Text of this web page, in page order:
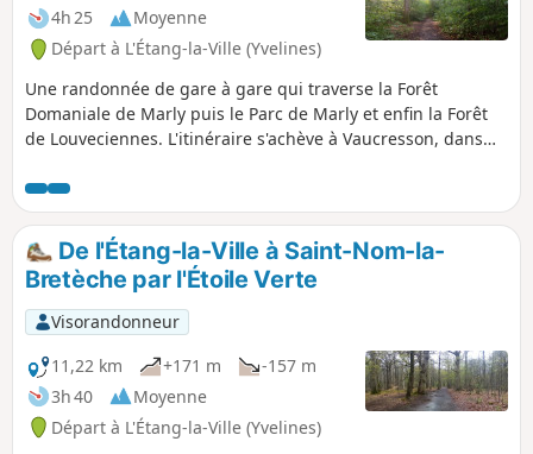
4h 25
Moyenne
Départ à L'Étang-la-Ville (Yvelines)
Une randonnée de gare à gare qui traverse la Forêt
Domaniale de Marly puis le Parc de Marly et enfin la Forêt
de Louveciennes. L'itinéraire s'achève à Vaucresson, dans
De l'Étang-la-Ville à Saint-Nom-la-
Bretèche par l'Étoile Verte
Visorandonneur
11,22 km
+171 m
-157 m
3h 40
Moyenne
Départ à L'Étang-la-Ville (Yvelines)